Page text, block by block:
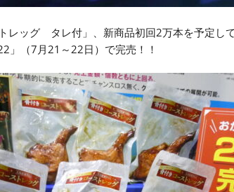
レッグ タレ付」、新商品初回2万本を予定し
（7月21～22日）で完売！！